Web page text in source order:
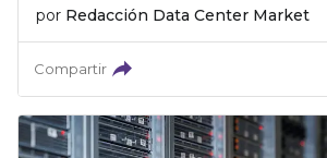
por Redacción Data Center Market
Compartir